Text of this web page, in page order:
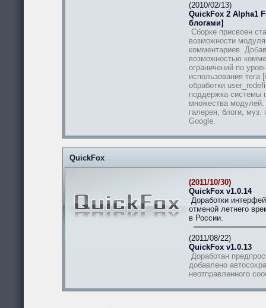
(2010/02/13)
QuickFox 2 Alpha1
блогами]
Сборке присвоен
возможности
комментариев.
возможностью
ограничений по
использования тега
обработки
поддержка системы
множества
галерея, блоги, муз.
Google.
QuickFox
(2011/10/30)
QuickFox v1.0.14
Доработки
отменой летнего
в России.
(2011/08/22)
QuickFox v1.0.13
Доработан
добавлено
неотправленного